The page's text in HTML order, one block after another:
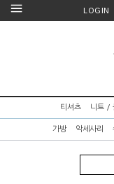
LOGIN
티셔츠 니트 /
가방 악세사리